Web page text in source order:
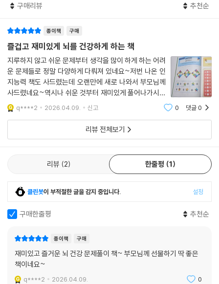
채소 이름 맞추기 83
같은 그림 위치 기억하기 85
같은 그림 위치 기억하기 86
요리 재료 알아보기 87
도형 완성하기 88
짝 찾기 89
규칙 알기 90
숫자 더하기 92
사물 모양과 위치 기억하기 93
사물 모양과 위치 기억하기 94
외출하기 순서 96
계산하기 99
낱말 만들기 101
위에서 본 모양 찾기 103
입체모형 추론하기 104
무게 알아보기 105
따라 그리기 106
않습니다. 결국 우리를 변화시키는 것은 매일 반복되는 꾸준한 작은 습관
이 책으로 매일 반복되는 좋은 습관을 만들며, 마음의 불안을 덜어내고 성
취감을 더해 건강하고 활기찬 삶을 이어가는 데 보탬이 되기를 진심으로
기원합니다.
구매리뷰 추천순
종이책 구매
즐겁고 재미있게 뇌를 건강하게 하는 책
지루하지 않고 쉬운 문제부터 생각을 많이 하게 하는 어려
운 문제들로 정말 다양하게 다뤄져 있네요~저번 나온 인
지능력 책도 사드렸는데 오랜만에 새로 나와서 부모님께
사드렸네요~역시나 쉬운 것부터 재미있게 풀어나가시는
우리 부모님 너무 신나하시네요~ 좀 어려운 건 풀어보시
면서 도움을 청하시기도 하시지만 그러면서 엄마아빠와
더 돈독해지는 것 같아서 사드리고도 넘 흐뭇하
q****2 2026.04.09. 신고 0 댓글0
리뷰 전체보기
리뷰 2 한줄평 1
클린봇이 부적절한 글을 감지 중입니다. 설정
구매한줄평 추천순
종이책 구매
재미있고 즐거운 뇌 건강 문제풀이 책~ 부모님께 선물하기 딱 좋은
책이네요~
q****2 2026.04.09. 0